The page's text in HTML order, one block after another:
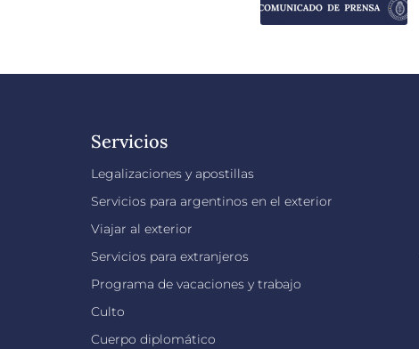
Servicios
Legalizaciones y apostillas
Servicios para argentinos en el exterior
Viajar al exterior
Servicios para extranjeros
Programa de vacaciones y trabajo
Culto
Cuerpo diplomático